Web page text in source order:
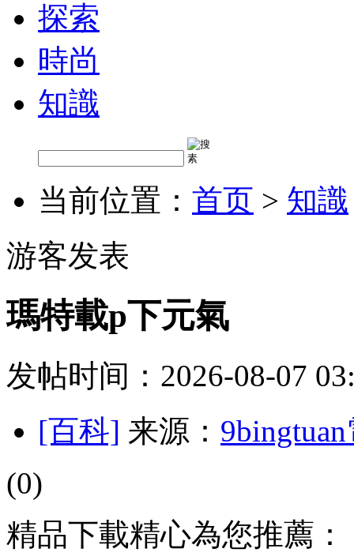
探索
時尚
知識
当前位置： 首页 > 知識
游客发表
瑪特載p下元氣
发帖时间：2026-08-07
[百科] 来源：
(0)
精品下載精心為您推薦：